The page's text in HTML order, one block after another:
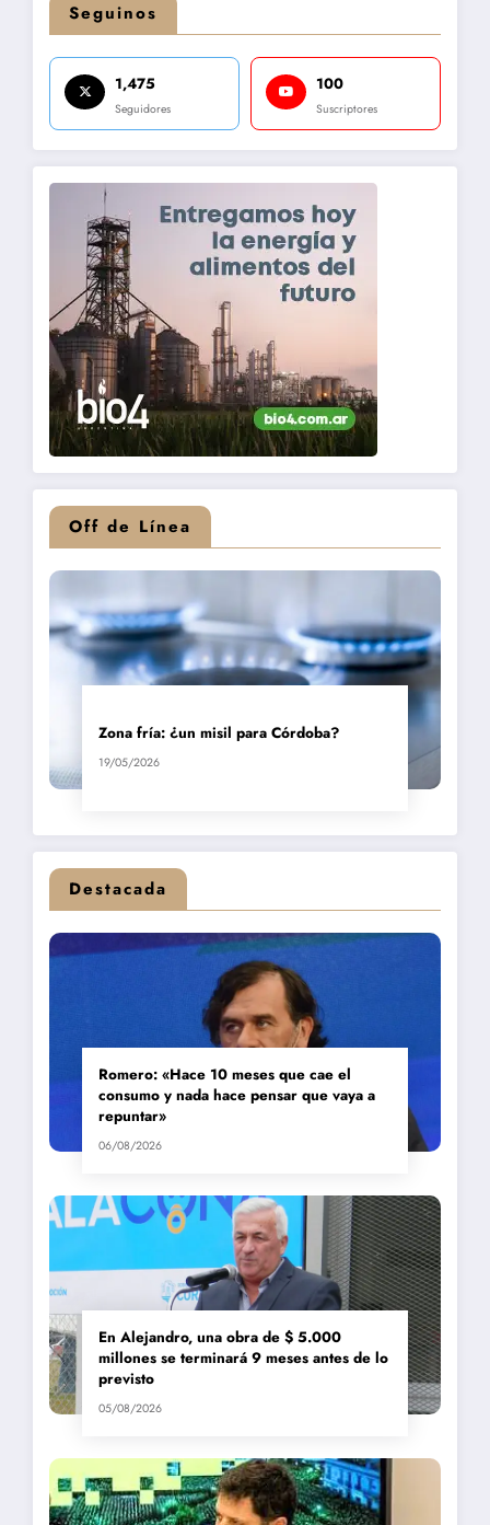
Seguinos
1,475
Seguidores
100
Suscriptores
Off de Línea
Zona fría: ¿un misil para Córdoba?
19/05/2026
Destacada
Romero: «Hace 10 meses que cae el
consumo y nada hace pensar que vaya a
repuntar»
06/08/2026
En Alejandro, una obra de $ 5.000
millones se terminará 9 meses antes de lo
previsto
05/08/2026